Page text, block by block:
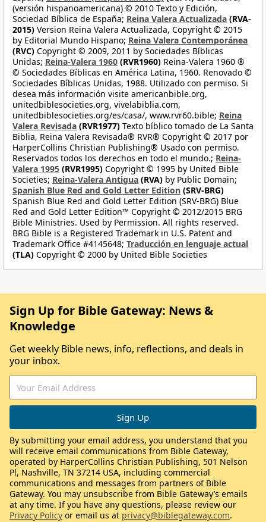
(versión hispanoamericana) © 2010 Texto y Edición,
Sociedad Bíblica de España; Reina Valera Actualizada (RVA-
2015) Version Reina Valera Actualizada, Copyright © 2015
by Editorial Mundo Hispano; Reina Valera Contemporánea
(RVC) Copyright © 2009, 2011 by Sociedades Bíblicas
Unidas; Reina-Valera 1960 (RVR1960) Reina-Valera 1960 ®
© Sociedades Bíblicas en América Latina, 1960. Renovado ©
Sociedades Bíblicas Unidas, 1988. Utilizado con permiso. Si
desea más información visite americanbible.org,
unitedbiblesocieties.org, vivelabiblia.com,
unitedbiblesocieties.org/es/casa/, www.rvr60.bible; Reina
Valera Revisada (RVR1977) Texto bíblico tomado de La Santa
Biblia, Reina Valera Revisada® RVR® Copyright © 2017 por
HarperCollins Christian Publishing® Usado con permiso.
Reservados todos los derechos en todo el mundo.; Reina-
Valera 1995 (RVR1995) Copyright © 1995 by United Bible
Societies; Reina-Valera Antigua (RVA) by Public Domain;
Spanish Blue Red and Gold Letter Edition (SRV-BRG)
Spanish Blue Red and Gold Letter Edition (SRV-BRG) Blue
Red and Gold Letter Edition™ Copyright © 2012/2015 BRG
Bible Ministries. Used by Permission. All rights reserved.
BRG Bible is a Registered Trademark in U.S. Patent and
Trademark Office #4145648; Traducción en lenguaje actual
(TLA) Copyright © 2000 by United Bible Societies
Sign Up for Bible Gateway: News &
Knowledge
Get weekly Bible news, info, reflections, and deals in
your inbox.
By submitting your email address, you understand that you
will receive email communications from Bible Gateway,
operated by HarperCollins Christian Publishing, 501 Nelson
Pl, Nashville, TN 37214 USA, including commercial
communications and messages from partners of Bible
Gateway. You may unsubscribe from Bible Gateway’s emails
at any time. If you have any questions, please review our
Privacy Policy or email us at privacy@biblegateway.com.